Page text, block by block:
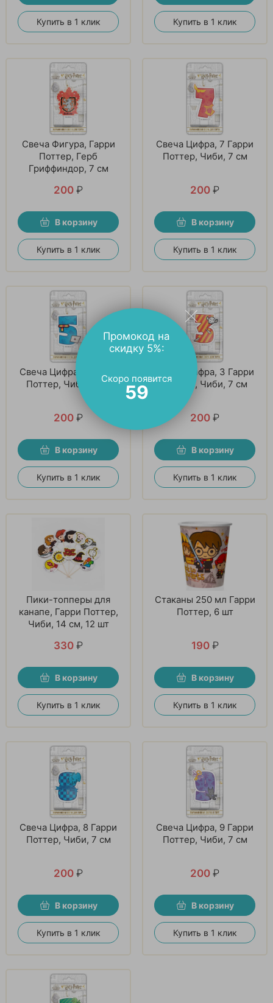
Купить в 1 клик Купить в 1 клик
Свеча Фигура, Гарри
Поттер, Герб
Гриффиндор, 7 см
200 ₽
В корзину
Купить в 1 клик
Свеча Цифра, 7 Гарри
Поттер, Чиби, 7 см
200 ₽
В корзину
Купить в 1 клик
Свеча Цифра, 5 Гарри
Поттер, Чиби, 7 см
200 ₽
В корзину
Купить в 1 клик
Свеча Цифра, 3 Гарри
Поттер, Чиби, 7 см
200 ₽
В корзину
Купить в 1 клик
Пики-топперы для
канапе, Гарри Поттер,
Чиби, 14 см, 12 шт
330 ₽
В корзину
Купить в 1 клик
Стаканы 250 мл Гарри
Поттер, 6 шт
190 ₽
В корзину
Купить в 1 клик
Свеча Цифра, 8 Гарри
Поттер, Чиби, 7 см
200 ₽
В корзину
Купить в 1 клик
Свеча Цифра, 9 Гарри
Поттер, Чиби, 7 см
200 ₽
В корзину
Купить в 1 клик
Промокод на
скидку 5%:
Скоро появится
58